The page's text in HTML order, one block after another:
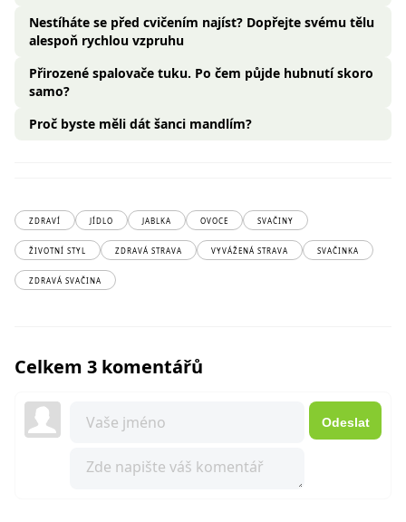
Nestíháte se před cvičením najíst? Dopřejte svému tělu
alespoň rychlou vzpruhu
Přirozené spalovače tuku. Po čem půjde hubnutí skoro
samo?
Proč byste měli dát šanci mandlím?
ZDRAVÍ JÍDLO JABLKA OVOCE SVAČINY
ŽIVOTNÍ STYL ZDRAVÁ STRAVA VYVÁŽENÁ STRAVA SVAČINKA
ZDRAVÁ SVAČINA
Celkem 3 komentářů
Odeslat